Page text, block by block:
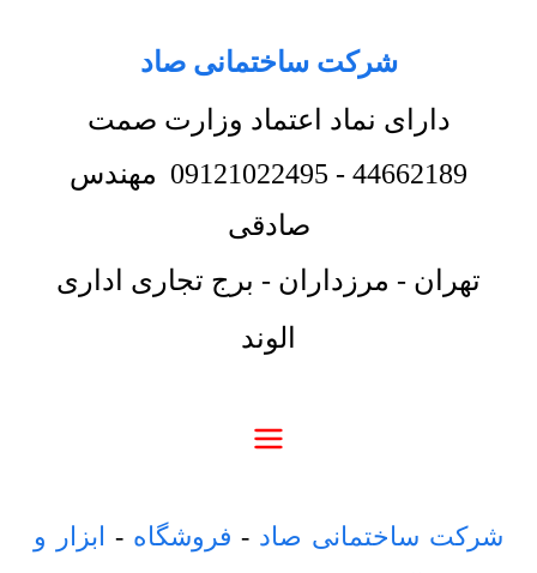
شرکت ساختمانی صاد
دارای نماد اعتماد وزارت صمت
44662189
-
09121022495 مهندس
صادقی
تهران - مرزداران - برج تجاری اداری
الوند
شرکت ساختمانی صاد - فروشگاه - ابزار و